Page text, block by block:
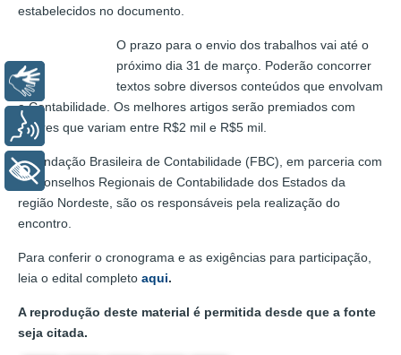
estabelecidos no documento.
O prazo para o envio dos trabalhos vai até o
próximo dia 31 de março. Poderão concorrer
textos sobre diversos conteúdos que envolvam
a Contabilidade. Os melhores artigos serão premiados com
valores que variam entre R$2 mil e R$5 mil.
A Fundação Brasileira de Contabilidade (FBC), em parceria com
os Conselhos Regionais de Contabilidade dos Estados da
região Nordeste, são os responsáveis pela realização do
encontro.
Para conferir o cronograma e as exigências para participação,
leia o edital completo aqui.
A reprodução deste material é permitida desde que a fonte
seja citada.
Voz
+ Acessibilidade